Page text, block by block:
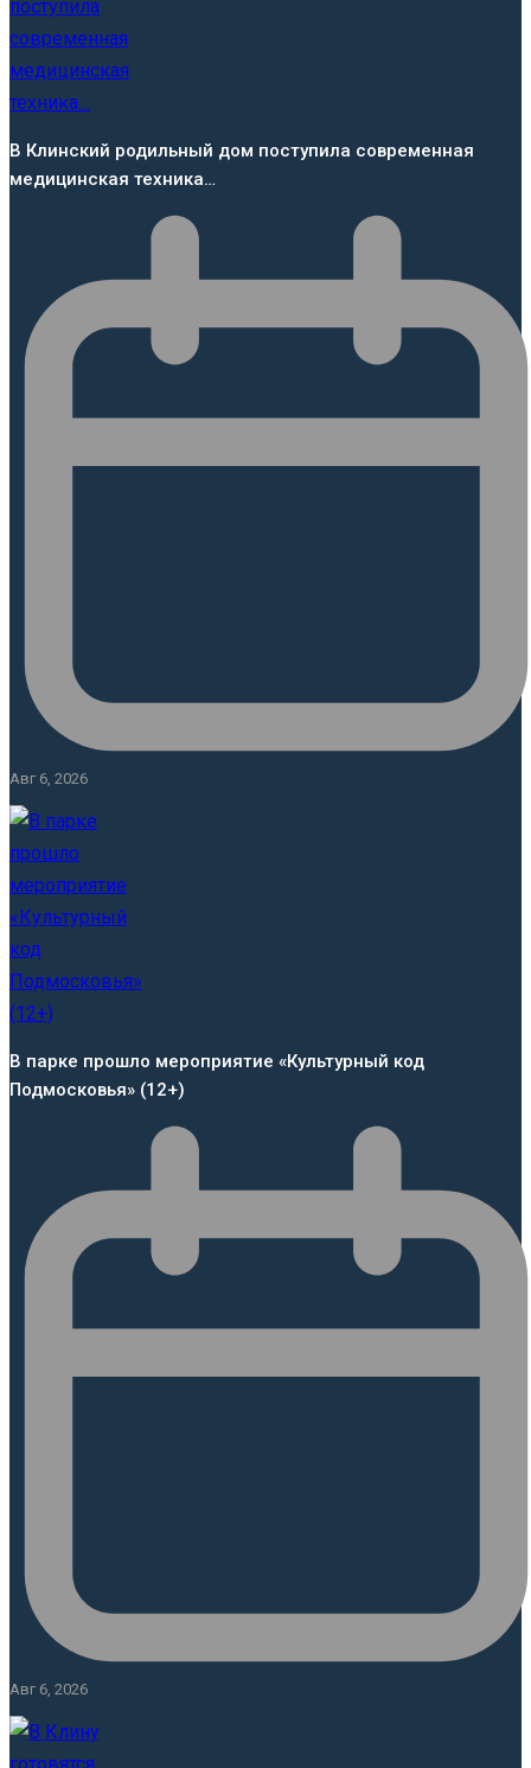
В Клинский родильный дом поступила современная
медицинская техника…
Авг 6, 2026
В парке прошло мероприятие «Культурный код
Подмосковья» (12+)
Авг 6, 2026